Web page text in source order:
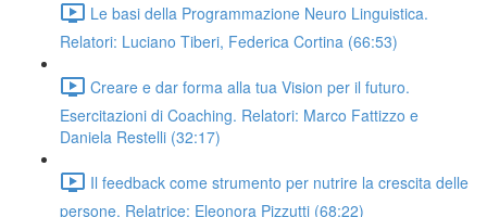
Le basi della Programmazione Neuro Linguistica.
Relatori: Luciano Tiberi, Federica Cortina (66:53)
Creare e dar forma alla tua Vision per il futuro.
Esercitazioni di Coaching. Relatori: Marco Fattizzo e
Daniela Restelli (32:17)
Il feedback come strumento per nutrire la crescita delle
persone. Relatrice: Eleonora Pizzutti (68:22)